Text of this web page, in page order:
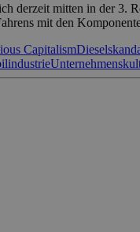
derzeit mitten in der
mit den
Capitalism